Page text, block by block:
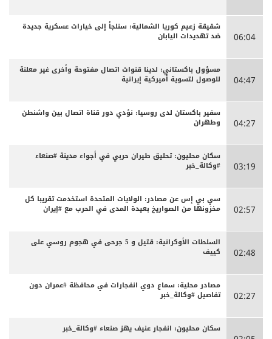
06:04
شقيقة زعيم كوريا الشمالية: سنلجأ إلى خيارات عسكرية جديدة
ضد تهديدات اليابان
04:47
مسؤول باكستاني: لدينا قنوات اتصال مفتوحة وأخرى غير معلنة
للوصول لتسوية أميركية إيرانية
04:27
سفير باكستان لدى روسيا: نؤدي دور قناة اتصال بين واشنطن
وطهران
03:19
سكان محليون: تحليق طيران حربي في أجواء مدينة #صنعاء
#وكالة_خبر
02:57
سي بي إس عن مصادر: الولايات المتحدة استخدمت تقريبا كل
مخزونها من الصواريخ بعيدة المدى في الحرب مع #إيران
02:48
السلطات الأوكرانية: قتيل و 5 جرحى في هجوم روسي على
كييف
02:27
مصادر محلية: سماع دوي انفجارات في محافظة #عمران دون
تفاصيل #وكالة_خبر
سكان محليون: انفجار عنيف يهز صنعاء #وكالة_خبر